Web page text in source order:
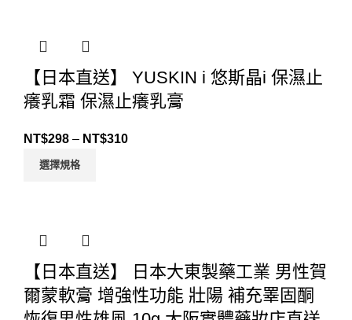
【日本直送】 YUSKIN i 悠斯晶i 保濕止
癢乳霜 保濕止癢乳膏
NT$298 – NT$310
選擇規格
【日本直送】 日本大東製藥工業 男性賀
爾蒙軟膏 增強性功能 壯陽 補充睪固酮